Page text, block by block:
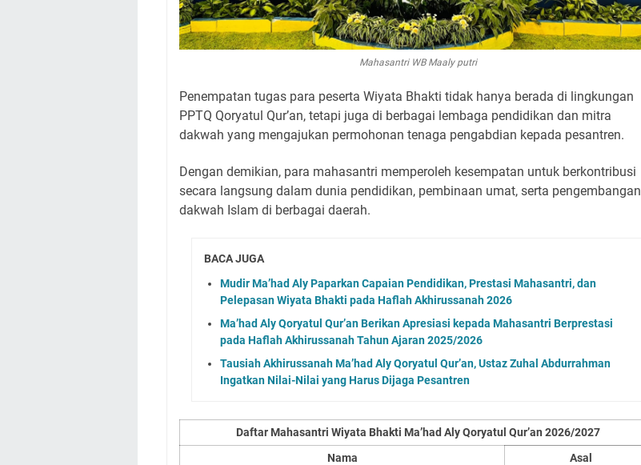
Mahasantri WB Maaly putri
Penempatan tugas para peserta Wiyata Bhakti tidak hanya berada di lingkungan
PPTQ Qoryatul Qur’an, tetapi juga di berbagai lembaga pendidikan dan mitra
dakwah yang mengajukan permohonan tenaga pengabdian kepada pesantren.
Dengan demikian, para mahasantri memperoleh kesempatan untuk berkontribusi
secara langsung dalam dunia pendidikan, pembinaan umat, serta pengembangan
dakwah Islam di berbagai daerah.
BACA JUGA
Mudir Ma’had Aly Paparkan Capaian Pendidikan, Prestasi Mahasantri, dan
Pelepasan Wiyata Bhakti pada Haflah Akhirussanah 2026
Ma’had Aly Qoryatul Qur’an Berikan Apresiasi kepada Mahasantri Berprestasi
pada Haflah Akhirussanah Tahun Ajaran 2025/2026
Tausiah Akhirussanah Ma’had Aly Qoryatul Qur’an, Ustaz Zuhal Abdurrahman
Ingatkan Nilai-Nilai yang Harus Dijaga Pesantren
Daftar Mahasantri Wiyata Bhakti Ma’had Aly Qoryatul Qur’an 2026/2027
Nama
Asal